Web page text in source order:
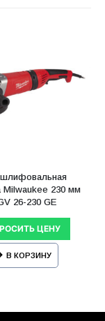
Milwaukee 230 мм
26-230 GE
В КОРЗИНУ